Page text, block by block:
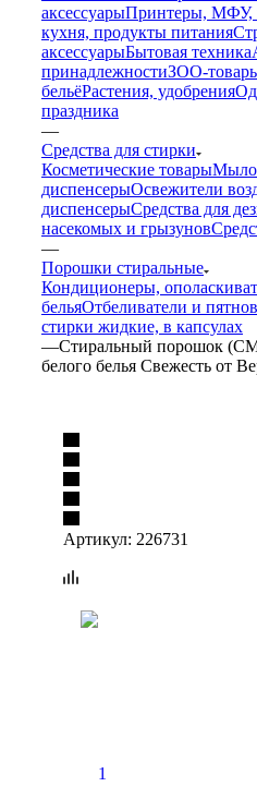
аксессуарыПринтеры, МФУ,
кухня, продукты питания
аксессуарыБытовая техника
принадлежностиЗОО-
бельёРастения, удобрения
праздника
—
Средства для стирки
Косметические товары
диспенсерыОсвежители
диспенсерыСредства для
насекомых и грызунов
—
Порошки стиральные
Кондиционеры,
бельяОтбеливатели и
стирки жидкие, в капсулах
—Стиральный порошок
белого белья Свежесть от
Артикул: 226731